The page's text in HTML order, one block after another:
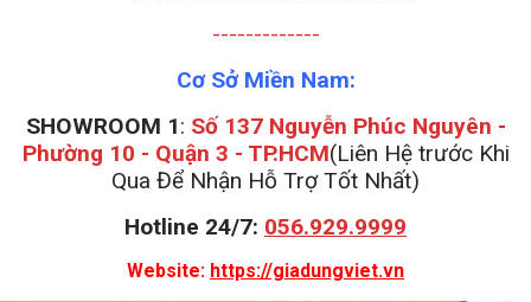
-------------
Cơ Sở Miền Nam:
SHOWROOM 1: Số 137 Nguyễn Phúc Nguyên -
Phường 10 - Quận 3 - TP.HCM(Liên Hệ trước Khi
Qua Để Nhận Hỗ Trợ Tốt Nhất)
Hotline 24/7: 056.929.9999
Website: https://giadungviet.vn